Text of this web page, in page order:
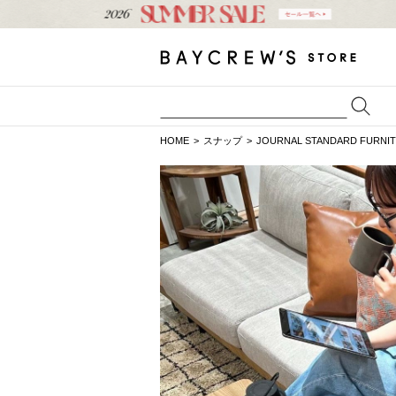
HOME スナップ JOURNAL STANDARD